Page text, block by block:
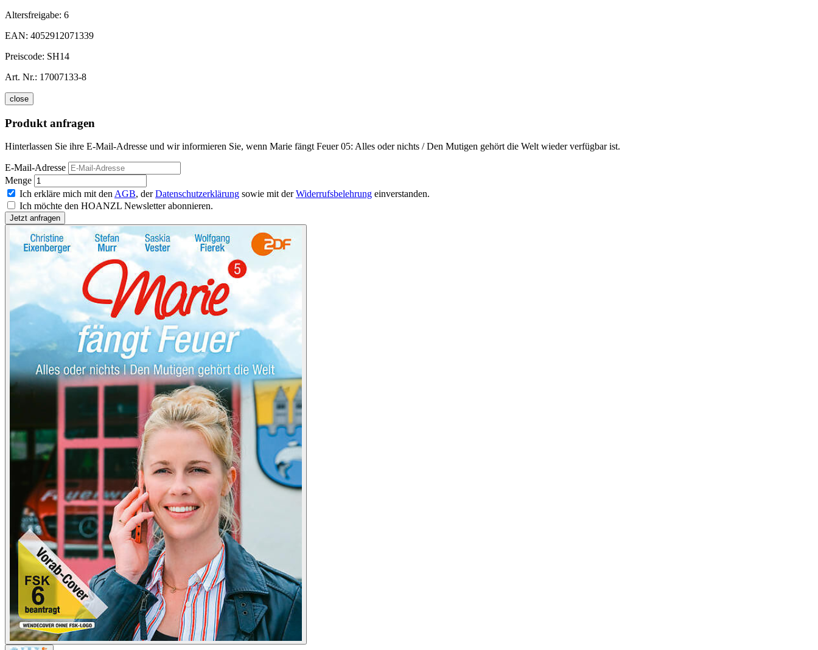
Altersfreigabe: 6
EAN: 4052912071339
Preiscode: SH14
Art. Nr.: 17007133-8
close
Produkt anfragen
Hinterlassen Sie ihre E-Mail-Adresse und wir informieren Sie, wenn Marie fängt Feuer 05: Alles oder nichts / Den Mutigen gehört die Welt wieder verfügbar ist.
E-Mail-Adresse
Menge
Ich erkläre mich mit den AGB, derDatenschutzerklärung sowie mit derWiderrufsbelehrung einverstanden.
Ich möchte den HOANZL Newsletter abonnieren.